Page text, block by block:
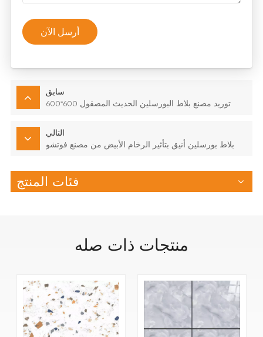
أرسل الآن
سابق
توريد مصنع بلاط البورسلين الحديث المصقول 600*600
التالي
بلاط بورسلين أنيق بتأثير الرخام الأبيض من مصنع فوتشو
فئات المنتج
منتجات ذات صله